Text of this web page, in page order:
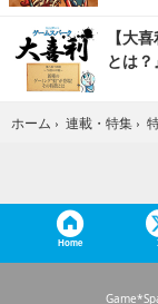
【大
とは？
ホーム › 連載・特集 ›
Home